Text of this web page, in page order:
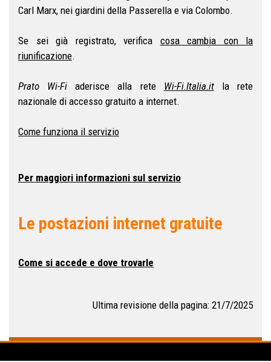
Carl Marx, nei giardini della Passerella e via Colombo.
Se sei già registrato, verifica cosa cambia con la
riunificazione.
Prato Wi-Fiaderisce alla rete Wi-Fi.Italia.itla rete
nazionale di accesso gratuito a internet.
Come funziona il servizio
Per maggiori informazioni sul servizio
Le postazioni internet gratuite
Come si accede e dove trovarle
Ultima revisione della pagina: 21/7/2025